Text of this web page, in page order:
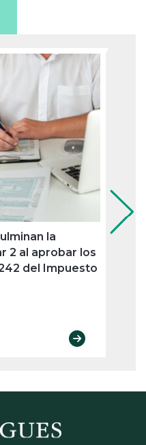
la
2 al aprobar los
del Impuesto